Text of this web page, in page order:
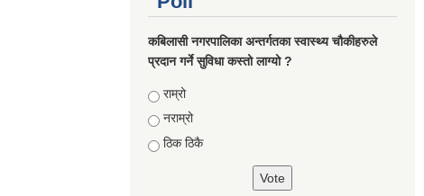
कबिलासी नगरपालिका अन्तर्गतका स्वास्थ्य चौकीहरुले
प्रदान गर्ने सुविधा कस्तो लाग्यो ?
Choices
राम्रो
नराम्रो
ठिक ठिकै